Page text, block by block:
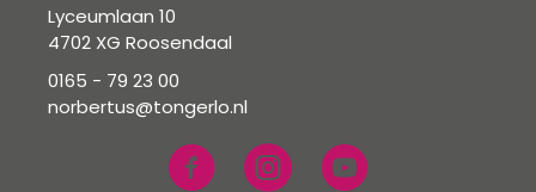
Lyceumlaan 10
4702 XG Roosendaal
0165 - 79 23 00
norbertus@tongerlo.nl